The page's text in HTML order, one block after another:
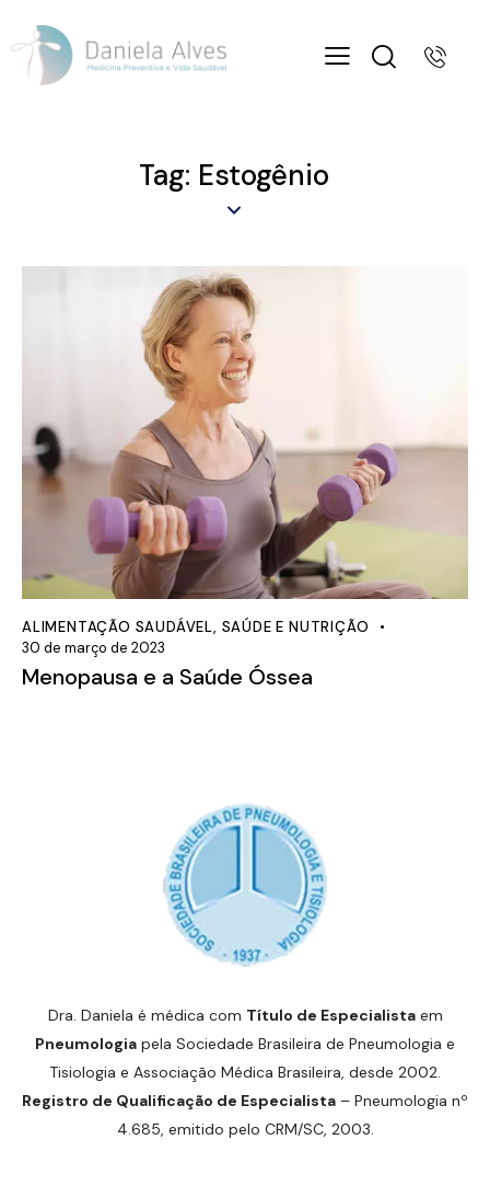
Tag: Estogênio
ALIMENTAÇÃO SAUDÁVEL, SAÚDE E NUTRIÇÃO
30 de março de 2023
Menopausa e a Saúde Óssea
Dra. Daniela é médica com Título de Especialistaem
Pneumologia pela Sociedade Brasileira de Pneumologia e
Tisiologia e Associação Médica Brasileira, desde 2002.
Registro de Qualificação de Especialista – Pneumologia nº
4.685, emitido pelo CRM/SC, 2003.